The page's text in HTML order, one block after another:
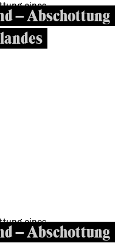
– Abschottung
– Abschottung